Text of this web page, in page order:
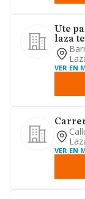
Ute
laza
VER EN
VER EN